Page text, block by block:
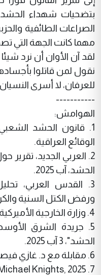
بتضحيات شهداء الحشد
الصراعات الطائفية
مهما كانت الجهة التي
لقد آن الأوان أن نرد
نقول لمن قاتلوا
للعرفان، لا أسرى
-----------
الهوامش:
الوقائع العراقية.
2. العربي الجديد، تقرير
الحشد، آب 2025.
3. القدس العربي،
ورفض الكتل السنية
4. وزارة الخارجية الأميركية، بيان رسمي، آب 2025.
5. جريدة الشرق
الحشد"، 3 آب 2025.
6. مقابلة مع د. غازي فيصل – قناة الحرة، 2025.
7. Washington Post – Michael Knights, 2025.